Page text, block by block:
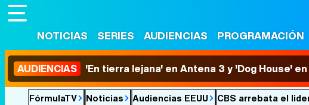
NOTICIAS SERIES AUDIENCIAS PROGRAMACIÓN
AUDIENCIAS 'En tierra lejana' en Antena 3 y 'Dog House'
FórmulaTV Noticias Audiencias EEUU CBS arrebata el